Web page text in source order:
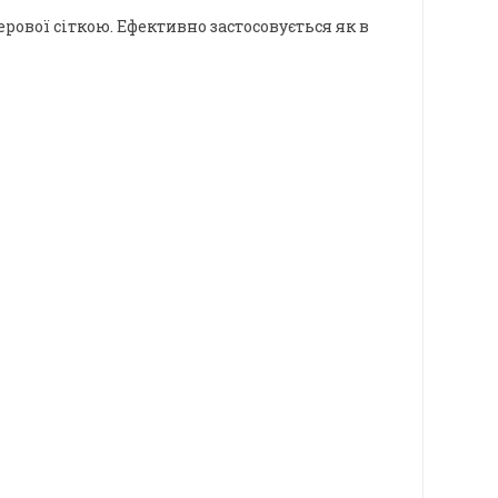
сіткою. Ефективно застосовується як в